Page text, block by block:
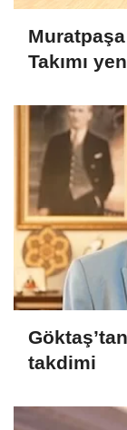
Takımı
takdimi